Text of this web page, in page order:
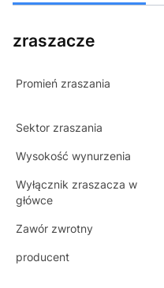
zraszacze
Promień zraszania
Sektor zraszania
Wysokość wynurzenia
Wyłącznik zraszacza w
główce
Zawór zwrotny
producent